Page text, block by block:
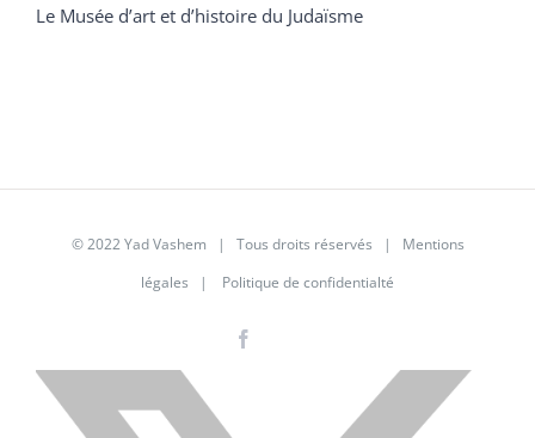
Le Musée d’art et d’histoire du Judaïsme
© 2022 Yad Vashem | Tous droits réservés | Mentions
légales | Politique de confidentialté
X